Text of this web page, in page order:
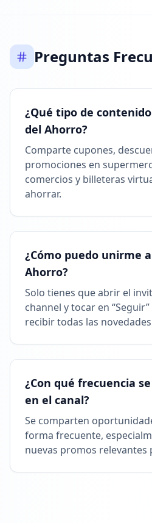
Preguntas
¿Qué tipo de
del Ahorro?
Comparte cupones,
promociones en
comercios y billeteras
ahorrar.
¿Cómo puedo unirme
Ahorro?
Solo tienes que abrir el
channel y tocar en
recibir todas las
¿Con qué frecuencia
en el canal?
Se comparten
forma frecuente,
nuevas promos relevantes